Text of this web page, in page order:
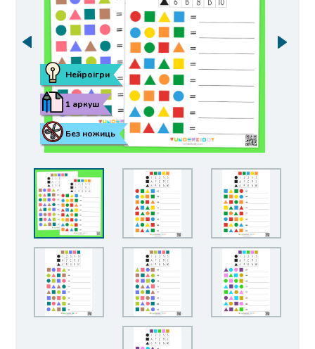
Без ножиць
1 аркуш
Нейроігри